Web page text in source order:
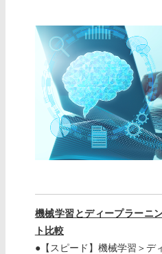
機械学習とディープラーニ
ト比較
●【スピード】機械学習＞デ